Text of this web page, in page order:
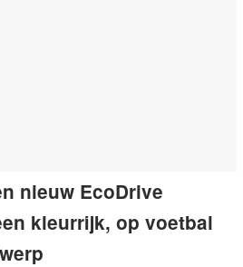
nieuw EcoDrive
kleurrijk, op voetbal